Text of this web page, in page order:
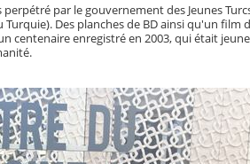
par le gouvernement des Jeunes
Des planches de BD ainsi qu'un film
centenaire enregistré en 2003, qui était